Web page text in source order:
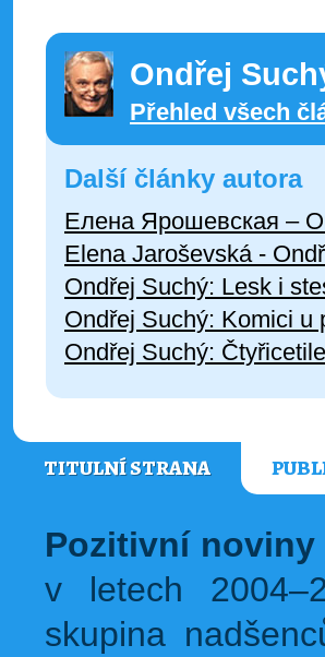
Ondřej
Přehled všech
Další články autora
Елена Ярошевская –
Elena Jaroševská -
Ondřej Suchý: Lesk i
Ondřej Suchý: Komici u
Ondřej Suchý:
TITULNÍ STRANA
Pozitivní
v letech
skupina